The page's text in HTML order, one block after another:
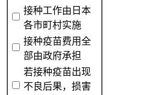
接种工作由日本
各市町村实施
接种疫苗费用全
部由政府承担
若接种疫苗出现
不良后果，损害